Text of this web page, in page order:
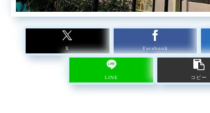
X Facebook
LINE コピー